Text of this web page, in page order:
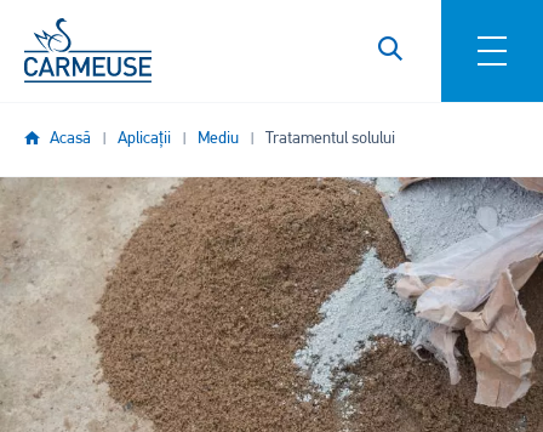
Mergi la conţinutul principal
Acasă Aplicații Mediu Tratamentul solului
Imagine